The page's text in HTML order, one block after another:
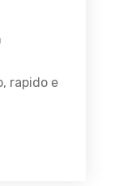
rapido e